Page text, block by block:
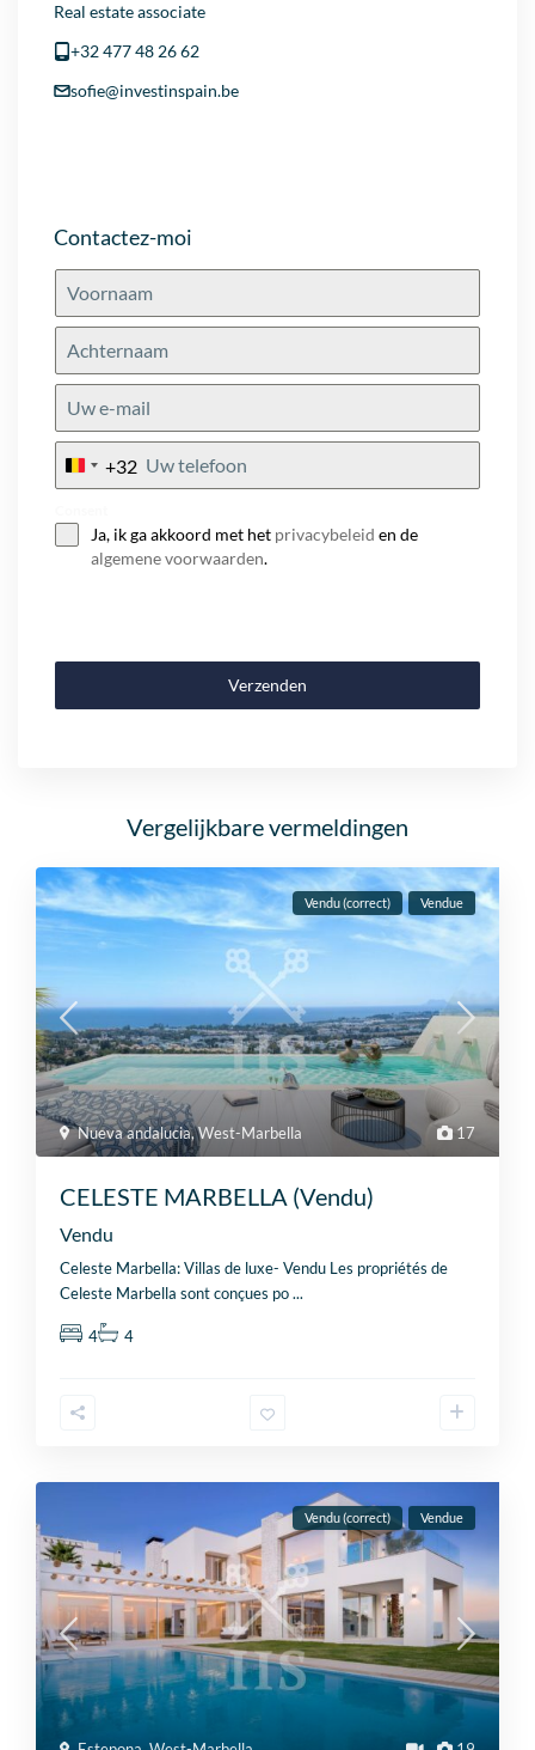
Real estate associate
+32 477 48 26 62
sofie@investinspain.be
Contactez-moi
Belgium
+32
Ja, ik ga akkoord met het privacybeleid en de
algemene voorwaarden.
Verzenden
Vergelijkbare vermeldingen
17
Nueva andalucia,West-Marbella
Vendu (correct) Vendue
CELESTE MARBELLA (Vendu)
Vendu
Celeste Marbella: Villas de luxe- Vendu Les propriétés de
Celeste Marbella sont conçues po...
4 4
Vendu (correct) Vendue